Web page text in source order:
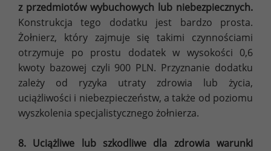
z przedmiotów wybuchowych lub niebezpiecznych.
Konstrukcja tego dodatku jest bardzo prosta.
Żołnierz, który zajmuje się takimi czynnościami
otrzymuje po prostu dodatek w wysokości 0,6
kwoty bazowej czyli 900 PLN. Przyznanie dodatku
zależy od ryzyka utraty zdrowia lub życia,
uciążliwości i niebezpieczeństw, a także od poziomu
wyszkolenia specjalistycznego żołnierza.
8. Uciążliwe lub szkodliwe dla zdrowia warunki